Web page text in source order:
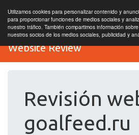
Utilizamos cookies para personalizar contenido y
para proporcionar funciones de medios sociales y
nuestro tráfico. También compartimos información
nuestros socios de los medios sociales, publicidad y
Website Review
Revisión
goalfeed.ru